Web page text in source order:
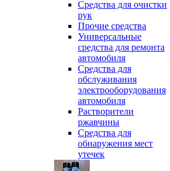
Средства для очистки
рук
Прочие средства
Универсальные
средства для ремонта
автомобиля
Средства для
обслуживания
электрооборудования
автомобиля
Растворители
ржавчины
Средства для
обнаружения мест
утечек